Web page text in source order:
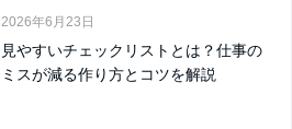
2026年6月23日
見やすいチェックリストとは？仕事の
ミスが減る作り方とコツを解説